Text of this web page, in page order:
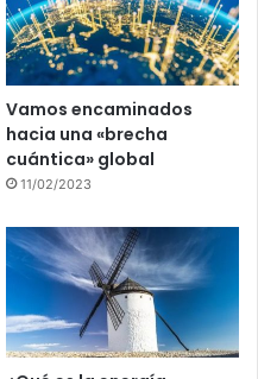
Vamos encaminados
hacia una «brecha
cuántica» global
11/02/2023